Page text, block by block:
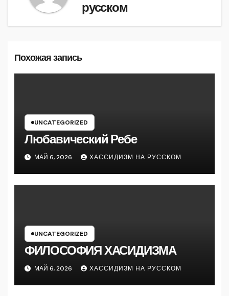
русском
Похожая запись
UNCATEGORIZED
Любавический Ребе
МАЙ 6, 2026 ХАССИДИЗМ НА РУССКОМ
UNCATEGORIZED
ФИЛОСОФИЯ ХАСИДИЗМА
МАЙ 6, 2026 ХАССИДИЗМ НА РУССКОМ